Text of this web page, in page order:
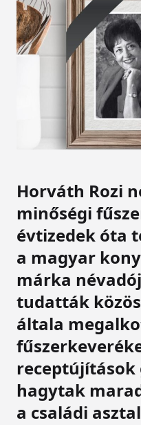
Horváth Rozi
minőségi
évtizedek óta
a magyar
márka
tudatták
általa
receptújítások
hagytak
a családi